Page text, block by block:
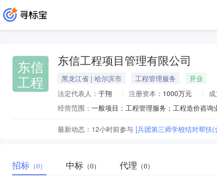
东信
工程
东信工程项目管理有限公司
黑龙江省 | 哈尔滨市 工程管理服务
开业
法定代表人： 于翔 注册资本： 1000万元
经营范围：
最新动态： 12小时前参与 [兵团第三师学校结对帮扶
招标 （0） 中标 （0） 代理 （0）